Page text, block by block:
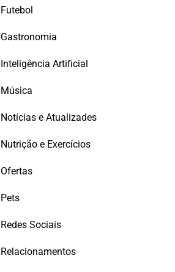
Futebol
Gastronomia
Inteligência Artificial
Música
Notícias e Atualizades
Nutrição e Exercícios
Ofertas
Pets
Redes Sociais
Relacionamentos